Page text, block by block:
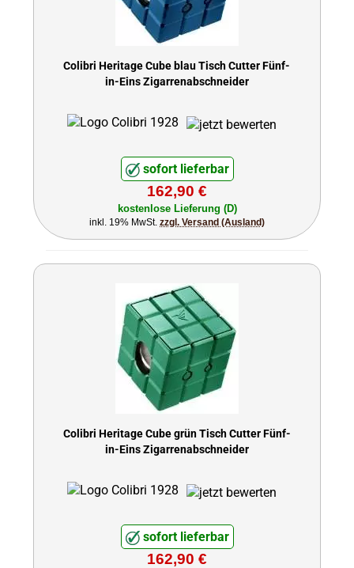
Colibri Heritage Cube blau Tisch Cutter Fünf-
in-Eins Zigarrenabschneider
sofort lieferbar
162,90 €
kostenlose Lieferung (D)
inkl. 19% MwSt. zzgl. Versand (Ausland)
Colibri Heritage Cube grün Tisch Cutter Fünf-
in-Eins Zigarrenabschneider
sofort lieferbar
162,90 €